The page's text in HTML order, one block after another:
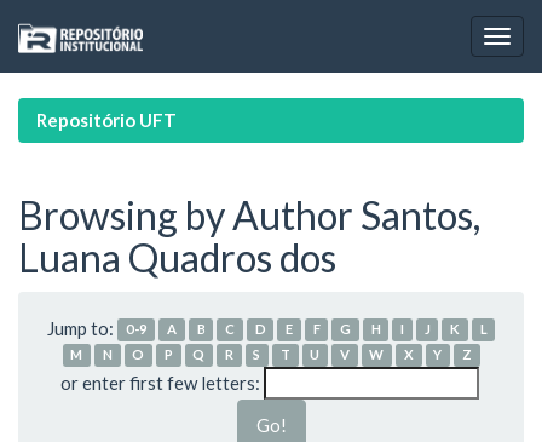
navigation
Repositório UFT
Browsing by Author Santos,
Luana Quadros dos
Jump to: 0-9 A B C D E F G H I J K
L
M
N O P Q R S T U V W X Y Z
or enter first few letters: